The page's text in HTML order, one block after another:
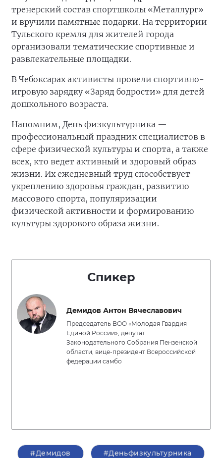
тренерский состав спортшколы «Металлург»
и вручили памятные подарки. На территории
Тульского кремля для жителей города
организовали тематические спортивные и
развлекательные площадки.
В Чебоксарах активисты провели спортивно-
игровую зарядку «Заряд бодрости» для детей
дошкольного возраста.
Напомним, День физкультурника —
профессиональный праздник специалистов в
сфере физической культуры и спорта, а также
всех, кто ведет активный и здоровый образ
жизни. Их ежедневный труд способствует
укреплению здоровья граждан, развитию
массового спорта, популяризации
физической активности и формированию
культуры здорового образа жизни.
Спикер
Демидов Антон Вячеславович
Председатель ВОО «Молодая Гвардия
Единой России», депутат
Законодательного Собрания Пензенской
области, вице-президент Всероссийской
федерации самбо
#Демидов #Деньфизкультурника